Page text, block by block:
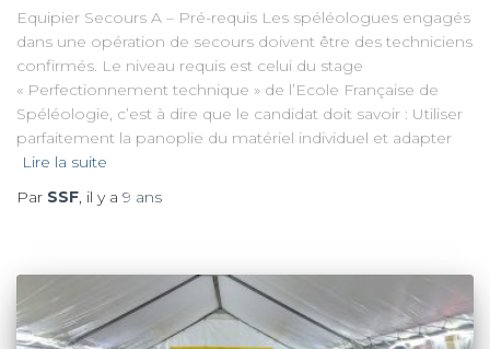
Equipier Secours A – Pré-requis Les spéléologues engagés
dans une opération de secours doivent être des techniciens
confirmés. Le niveau requis est celui du stage
« Perfectionnement technique » de l’Ecole Française de
Spéléologie, c’est à dire que le candidat doit savoir : Utiliser
parfaitement la panoplie du matériel individuel et adapter
Lire la suite
Par SSF, il y a 9 ans